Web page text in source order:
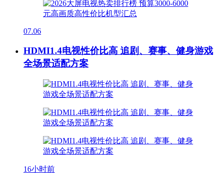
07.06
HDMI1.4电视性价比高 追剧、赛事、健身游戏
全场景适配方案
16小时前